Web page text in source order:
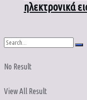
ηλεκτρονικά
No Result
View All Result